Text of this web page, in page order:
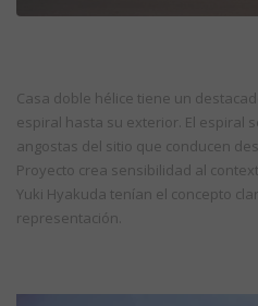
Casa doble hélice tiene un
espiral hasta su exterior. El espiral
angostas del sitio que conducen
Proyecto crea sensibilidad al
Yuki Hyakuda tenían el concepto
representación.